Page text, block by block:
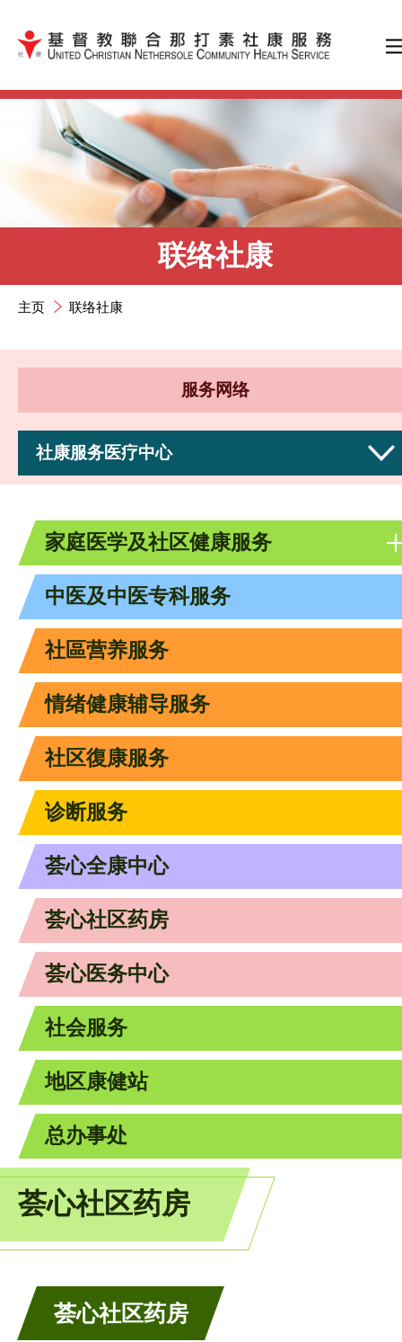
跳到内容（按输入键）
联络社康
主页 联络社康
服务网络
社康服务医疗中心
家庭医学及社区健康服务
中医及中医专科服务
社區营养服务
情绪健康辅导服务
社区復康服务
诊断服务
荟心全康中心
荟心社区药房
荟心医务中心
社会服务
地区康健站
总办事处
荟心社区药房
荟心社区药房